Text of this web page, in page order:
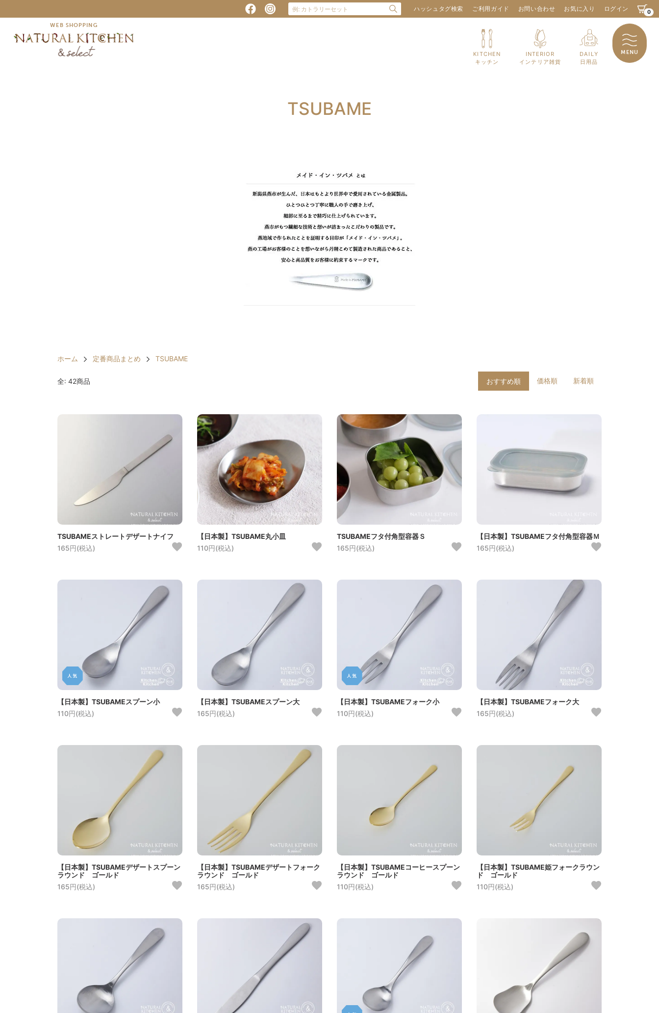
ハッシュタグ検索 ご利用ガイド お問い合わせ お気に入り ログイン 0
WEB SHOPPING
KITCHEN
キッチン
INTERIOR
インテリア雑貨
DAILY
日用品
MENU
TSUBAME
ホーム 定番商品まとめ TSUBAME
全: 42商品 おすすめ順 価格順 新着順
TSUBAMEストレートデザートナイフ
165円(税込)
【日本製】TSUBAME丸小皿
110円(税込)
TSUBAMEフタ付角型容器Ｓ
165円(税込)
【日本製】TSUBAMEフタ付角型容器Ｍ
165円(税込)
【日本製】TSUBAMEスプーン小
110円(税込)
【日本製】TSUBAMEスプーン大
165円(税込)
【日本製】TSUBAMEフォーク小
110円(税込)
【日本製】TSUBAMEフォーク大
165円(税込)
【日本製】TSUBAMEデザートスプーン
ラウンド ゴールド
165円(税込)
【日本製】TSUBAMEデザートフォーク
ラウンド ゴールド
165円(税込)
【日本製】TSUBAMEコーヒースプーン
ラウンド ゴールド
110円(税込)
【日本製】TSUBAME姫フォークラウン
ド ゴールド
110円(税込)